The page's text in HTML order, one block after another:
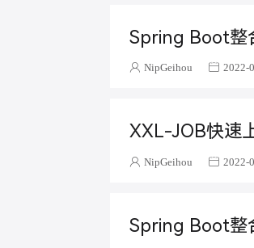
Spring Boot
NipGeihou 2022-
XXL-JOB快速
NipGeihou 2022-
Spring Boot整